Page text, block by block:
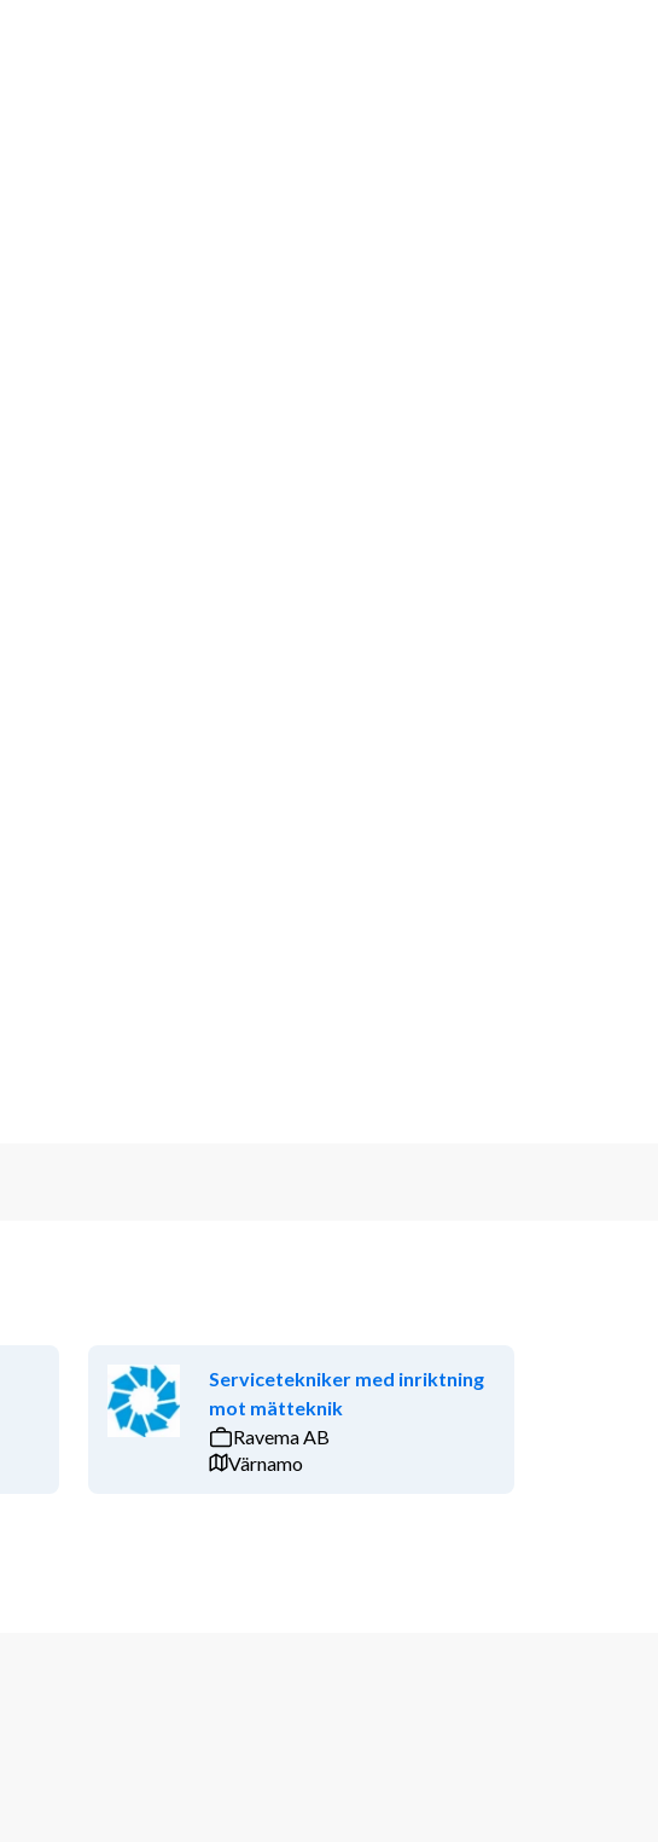
Servicetekniker med inriktning
mot mätteknik
Ravema AB
Värnamo